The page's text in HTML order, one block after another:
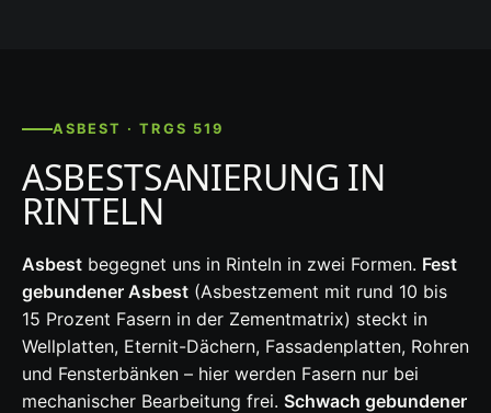
ASBEST · TRGS 519
ASBESTSANIERUNG IN
RINTELN
Asbest begegnet uns in Rinteln in zwei Formen. Fest
gebundener Asbest (Asbestzement mit rund 10 bis
15 Prozent Fasern in der Zementmatrix) steckt in
Wellplatten, Eternit-Dächern, Fassadenplatten, Rohren
und Fensterbänken – hier werden Fasern nur bei
mechanischer Bearbeitung frei. Schwach gebundener